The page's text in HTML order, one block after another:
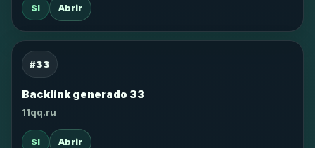
SI Abrir
#33
Backlink generado 33
11qq.ru
SI Abrir